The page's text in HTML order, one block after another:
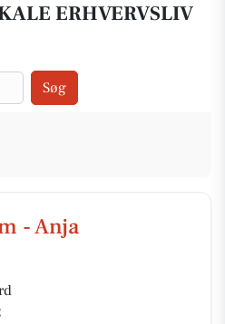
ERHVERVSLIV
Søg
- Anja